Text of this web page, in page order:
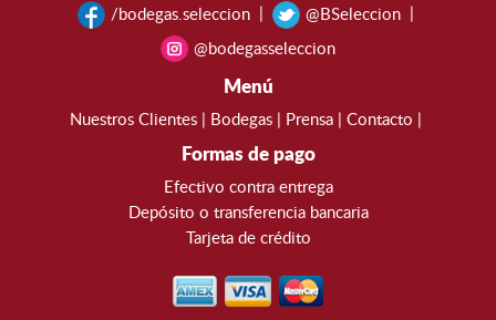
/bodegas.seleccion | @BSeleccion |
@bodegasseleccion
Menú
Nuestros Clientes | Bodegas | Prensa | Contacto |
Formas de pago
Efectivo contra entrega
Depósito o transferencia bancaria
Tarjeta de crédito